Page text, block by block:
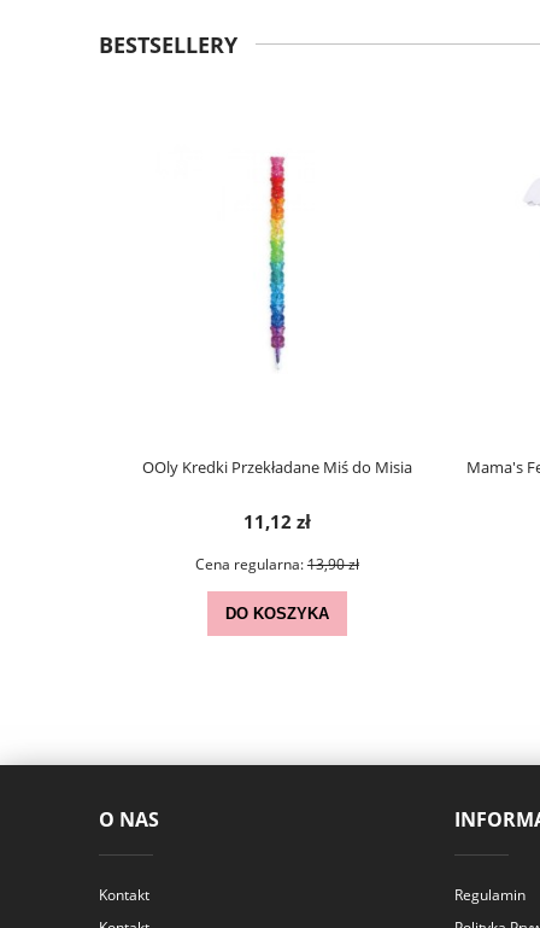
BESTSELLERY
OOly Kredki Przekładane Miś do Misia
11,12 zł
Cena regularna:13,90 zł
DO KOSZYKA
Mama's
O NAS
Kontakt
Regulamin